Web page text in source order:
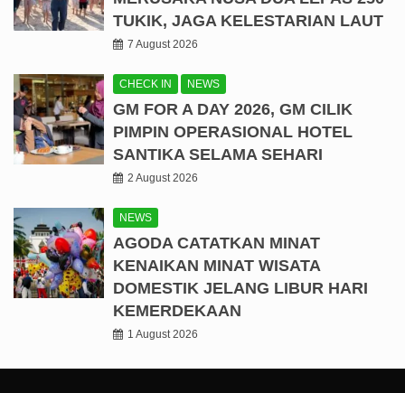
TUKIK, JAGA KELESTARIAN LAUT
7 August 2026
CHECK IN NEWS
GM FOR A DAY 2026, GM CILIK
PIMPIN OPERASIONAL HOTEL
SANTIKA SELAMA SEHARI
2 August 2026
NEWS
AGODA CATATKAN MINAT
KENAIKAN MINAT WISATA
DOMESTIK JELANG LIBUR HARI
KEMERDEKAAN
1 August 2026